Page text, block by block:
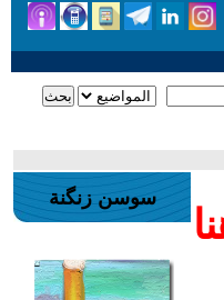
سوسن زنگنة